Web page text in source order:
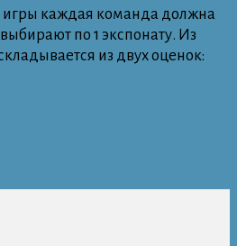
игры каждая команда должна
по 1 экспонату. Из
из двух оценок: